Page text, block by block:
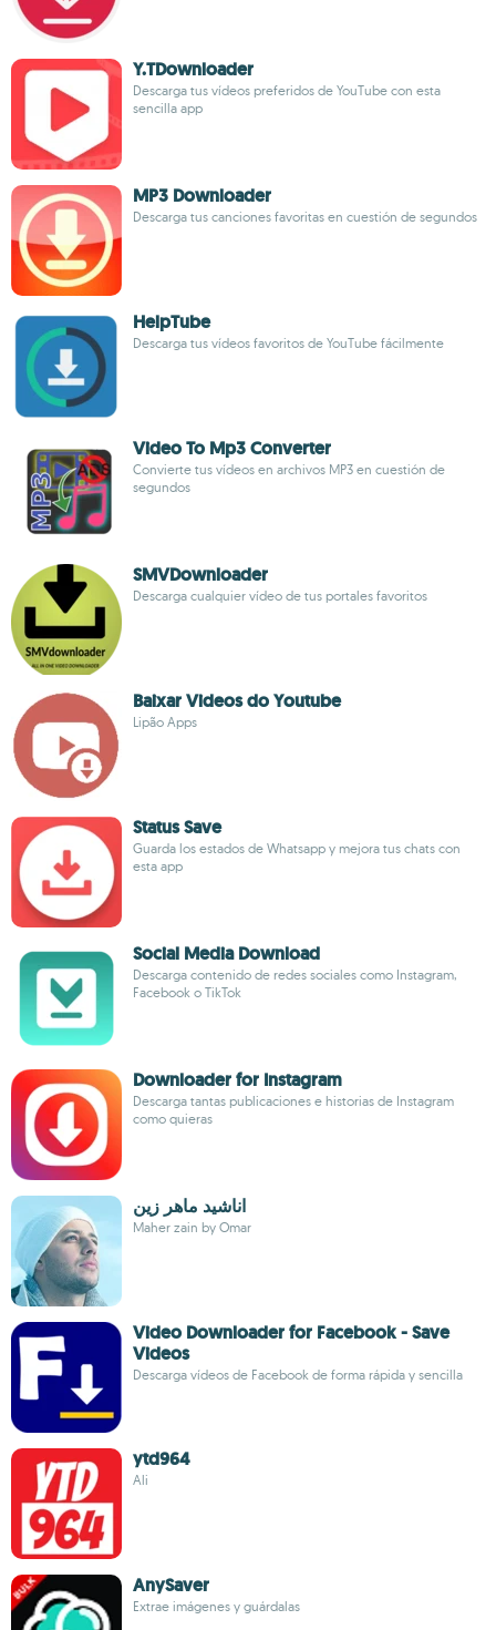
Y.TDownloader
Descarga tus vídeos preferidos de YouTube con esta
sencilla app
MP3 Downloader
Descarga tus canciones favoritas en cuestión de segundos
HelpTube
Descarga tus vídeos favoritos de YouTube fácilmente
Video To Mp3 Converter
Convierte tus vídeos en archivos MP3 en cuestión de
segundos
SMVDownloader
Descarga cualquier vídeo de tus portales favoritos
Baixar Videos do Youtube
Lipão Apps
Status Save
Guarda los estados de Whatsapp y mejora tus chats con
esta app
Social Media Download
Descarga contenido de redes sociales como Instagram,
Facebook o TikTok
Downloader for Instagram
Descarga tantas publicaciones e historias de Instagram
como quieras
اناشيد ‏ماهر ‏زين
Maher zain by Omar
Video Downloader for Facebook - Save
Videos
Descarga vídeos de Facebook de forma rápida y sencilla
ytd964
Ali
AnySaver
Extrae imágenes y guárdalas